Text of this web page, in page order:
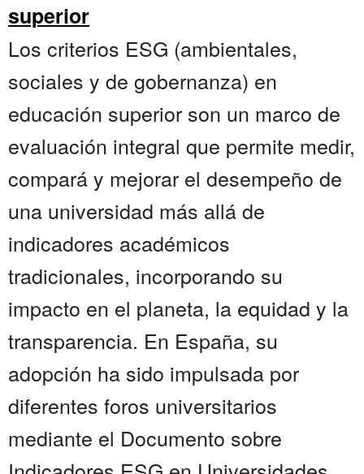
superior
Los criterios ESG (ambientales,
sociales y de gobernanza) en
educación superior son un marco de
evaluación integral que permite medir,
compará y mejorar el desempeño de
una universidad más allá de
indicadores académicos
tradicionales, incorporando su
impacto en el planeta, la equidad y la
transparencia. En España, su
adopción ha sido impulsada por
diferentes foros universitarios
mediante el Documento sobre